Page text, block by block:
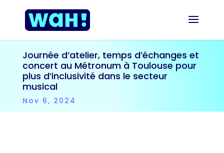
Journée d’atelier, temps d’échanges et
concert au Métronum à Toulouse pour
plus d’inclusivité dans le secteur
musical
Nov 6, 2024